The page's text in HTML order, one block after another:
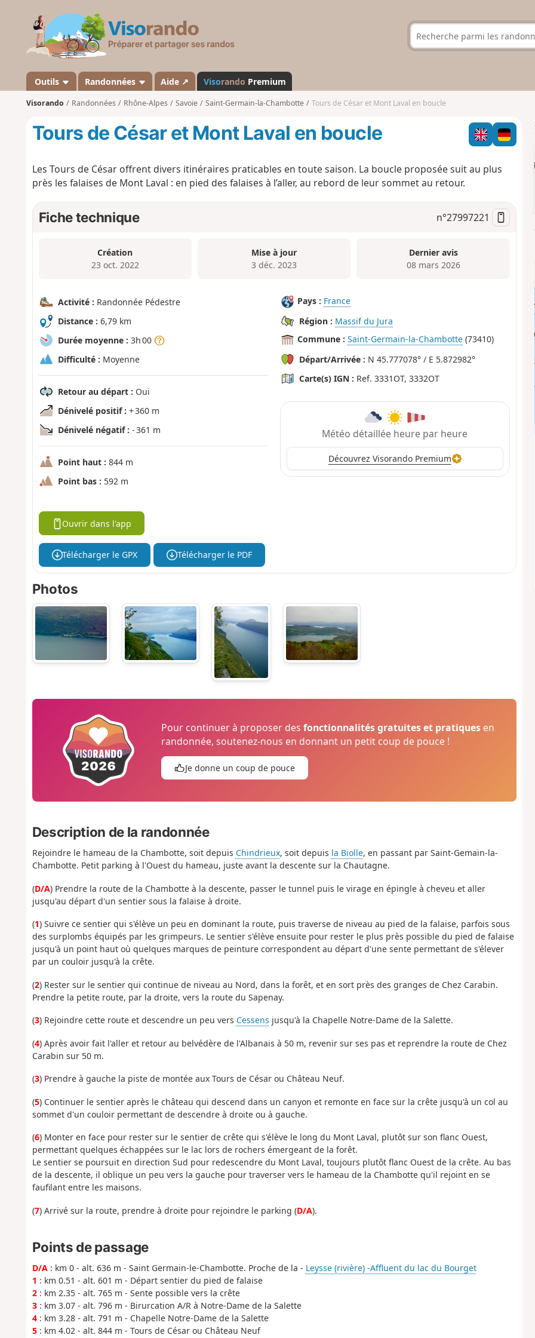
s
a
n
d
Outils Randonnées Aide ↗ Visorando Premium
Visorando Randonnées Rhône-Alpes Savoie Saint-Germain-la-Chambotte Tours de César et Mont Laval en boucle
Tours de César et Mont Laval en boucle
Les Tours de César offrent divers itinéraires praticables en toute saison. La boucle proposée suit au plus
près les falaises de Mont Laval : en pied des falaises à l’aller, au rebord de leur sommet au retour.
Fiche technique n°27997221
Création
23 oct. 2022
Mise à jour
3 déc. 2023
Dernier avis
08 mars 2026
Activité : Randonnée Pédestre
Distance : 6,79 km
Durée moyenne : 3h 00
Difficulté : Moyenne
Retour au départ : Oui
Dénivelé positif : + 360 m
Dénivelé négatif : - 361 m
Point haut : 844 m
Point bas : 592 m
Pays : France
Région : Massif du Jura
Commune : Saint-Germain-la-Chambotte (73410)
Départ/Arrivée : N 45.777078° / E 5.872982°
Carte(s) IGN : Ref. 3331OT, 3332OT
Météo détaillée heure par heure
Découvrez Visorando Premium
Ouvrir dans l'app
Télécharger le GPX Télécharger le PDF
Photos
Pour continuer à proposer desfonctionnalités gratuites et pratiques en
randonnée, soutenez-nous en donnant un petit coup de pouce !
Je donne un coup de pouce
Description de la randonnée
Rejoindre le hameau de la Chambotte, soit depuis Chindrieux, soit depuis la Biolle, en passant par Saint-Gemain-la-
Chambotte. Petit parking à l'Ouest du hameau, juste avant la descente sur la Chautagne.
(D/A) Prendre la route de la Chambotte à la descente, passer le tunnel puis le virage en épingle à cheveu et aller
jusqu'au départ d'un sentier sous la falaise à droite.
(1) Suivre ce sentier qui s'élève un peu en dominant la route, puis traverse de niveau au pied de la falaise, parfois sous
des surplombs équipés par les grimpeurs. Le sentier s'élève ensuite pour rester le plus près possible du pied de falaise
jusqu'à un point haut où quelques marques de peinture correspondent au départ d'une sente permettant de s'élever
par un couloir jusqu'à la crête.
(2) Rester sur le sentier qui continue de niveau au Nord, dans la forêt, et en sort près des granges de Chez Carabin.
Prendre la petite route, par la droite, vers la route du Sapenay.
(3) Rejoindre cette route et descendre un peu vers Cessens jusqu'à la Chapelle Notre-Dame de la Salette.
(4) Après avoir fait l'aller et retour au belvédère de l'Albanais à 50 m, revenir sur ses pas et reprendre la route de Chez
Carabin sur 50 m.
(3) Prendre à gauche la piste de montée aux Tours de César ou Château Neuf.
(5) Continuer le sentier après le château qui descend dans un canyon et remonte en face sur la crête jusqu'à un col au
sommet d'un couloir permettant de descendre à droite ou à gauche.
(6) Monter en face pour rester sur le sentier de crête qui s'élève le long du Mont Laval, plutôt sur son flanc Ouest,
permettant quelques échappées sur le lac lors de rochers émergeant de la forêt.
Le sentier se poursuit en direction Sud pour redescendre du Mont Laval, toujours plutôt flanc Ouest de la crête. Au bas
de la descente, il oblique un peu vers la gauche pour traverser vers le hameau de la Chambotte qu'il rejoint en se
faufilant entre les maisons.
(7) Arrivé sur la route, prendre à droite pour rejoindre le parking (D/A).
Points de passage
D/A: km 0 - alt. 636 m - Saint Germain-le-Chambotte. Proche de la - Leysse (rivière) -Affluent du lac du Bourget
1 : km 0.51 - alt. 601 m - Départ sentier du pied de falaise
2: km 2.35 - alt. 765 m - Sente possible vers la crête
3: km 3.07 - alt. 796 m - Birurcation A/R à Notre-Dame de la Salette
4: km 3.28 - alt. 791 m - Chapelle Notre-Dame de la Salette
5: km 4.02 - alt. 844 m - Tours de César ou Château Neuf